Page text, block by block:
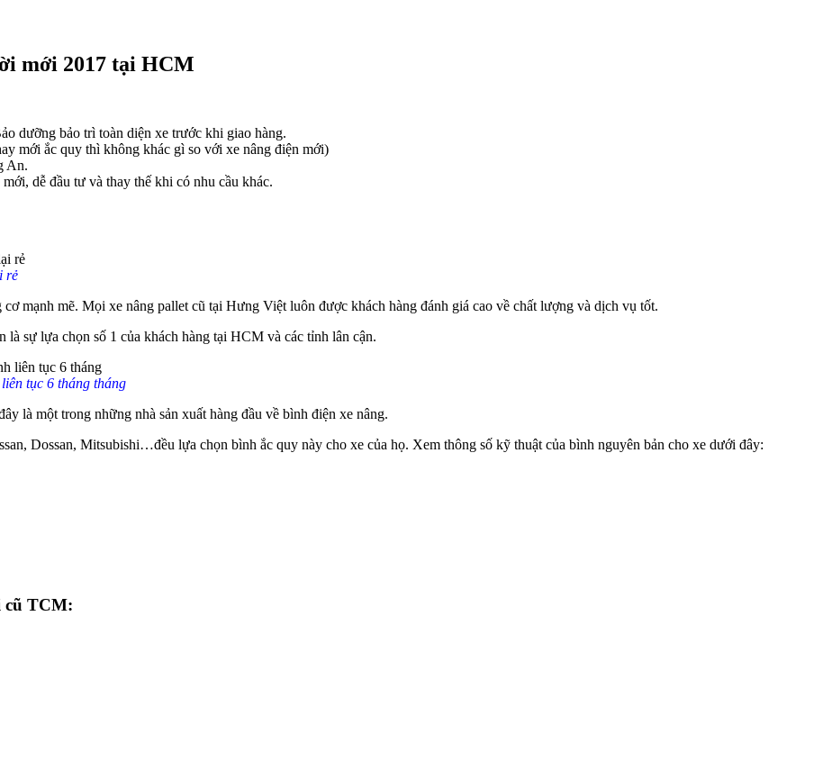
mới 2017 tại HCM
dưỡng bảo trì toàn diện xe trước khi giao hàng.
mới ắc quy thì không khác gì so với xe nâng điện mới)
An.
dễ đầu tư và thay thế khi có nhu cầu khác.
rẻ
mạnh mẽ. Mọi xe nâng pallet cũ tại Hưng Việt luôn được khách hàng đánh giá cao về chất lượng và dịch vụ tốt.
sự lựa chọn số 1 của khách hàng tại HCM và các tỉnh lân cận.
tục 6 tháng tháng
là một trong những nhà sản xuất hàng đầu về bình điện xe nâng.
Dossan, Mitsubishi…đều lựa chọn bình ắc quy này cho xe của họ. Xem thông số kỹ thuật của bình nguyên bản cho xe dưới đây:
cũ TCM: